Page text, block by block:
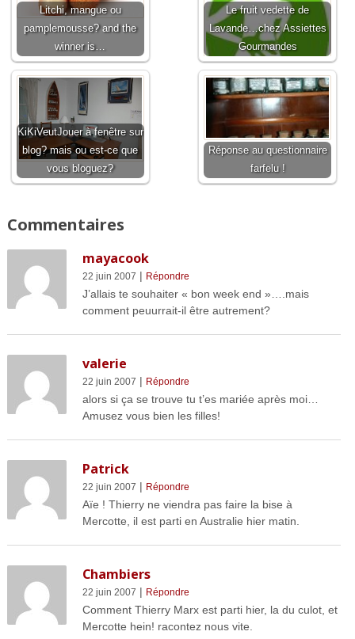
Litchi, mangue ou
pamplemousse? and the
winner is…
Le fruit vedette de
Lavande…chez Assiettes
Gourmandes
KiKiVeutJouer à fenêtre sur
blog? mais ou est-ce que
vous bloguez?
Réponse au questionnaire
farfelu !
Commentaires
mayacook
22 juin 2007 | Répondre
J’allais te souhaiter « bon week end »….mais
comment peuurrait-il être autrement?
valerie
22 juin 2007 | Répondre
alors si ça se trouve tu t’es mariée après moi…
Amusez vous bien les filles!
Patrick
22 juin 2007 | Répondre
Aïe ! Thierry ne viendra pas faire la bise à
Mercotte, il est parti en Australie hier matin.
Chambiers
22 juin 2007 | Répondre
Comment Thierry Marx est parti hier, la du culot, et
Mercotte hein! racontez nous vite.